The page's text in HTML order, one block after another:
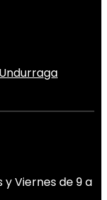
y Viernes de 9 a